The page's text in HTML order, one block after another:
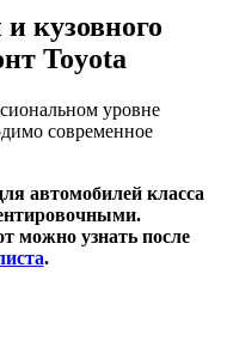
кузовного
Toyota
уровне
современное
автомобилей класса
можно узнать после
.